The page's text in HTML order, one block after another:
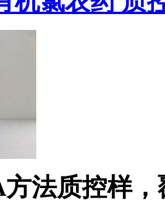
法质控样，